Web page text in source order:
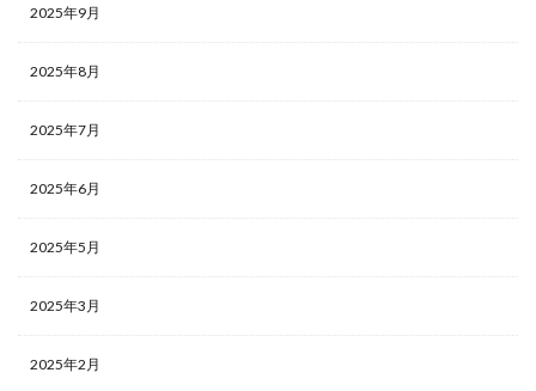
2025年9月
2025年8月
2025年7月
2025年6月
2025年5月
2025年3月
2025年2月